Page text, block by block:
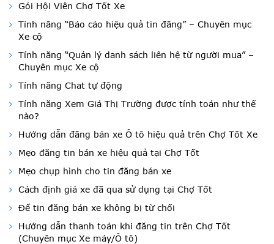
Gói Hội Viên Chợ Tốt Xe
Tính năng “Báo cáo hiệu quả tin đăng” – Chuyên mục
Xe cộ
Tính năng “Quản lý danh sách liên hệ từ người mua” –
Chuyên mục Xe cộ
Tính năng Chat tự động
Tính năng Xem Giá Thị Trường được tính toán như thế
nào?
Hướng dẫn đăng bán xe Ô tô hiệu quả trên Chợ Tốt Xe
Mẹo đăng tin bán xe hiệu quả tại Chợ Tốt
Mẹo chụp hình cho tin đăng bán xe
Cách định giá xe đã qua sử dụng tại Chợ Tốt
Để tin đăng bán xe không bị từ chối
Hướng dẫn thanh toán khi đăng tin trên Chợ Tốt
(Chuyên mục Xe máy/Ô tô)